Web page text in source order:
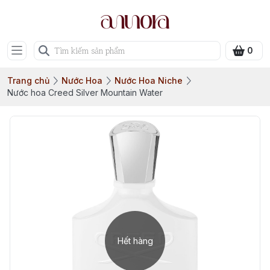
0
Trang chủ Nước Hoa
Nước Hoa Niche
Nước hoa Creed Silver Mountain Water
Hết hàng